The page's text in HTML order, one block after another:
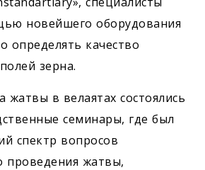
новейшего оборудования
определять качество
зерна.
жатвы в велаятах состоялись
семинары, где был
спектр вопросов
проведения жатвы,